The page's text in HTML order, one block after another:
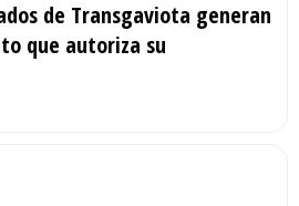
de Transgaviota generan
que autoriza su